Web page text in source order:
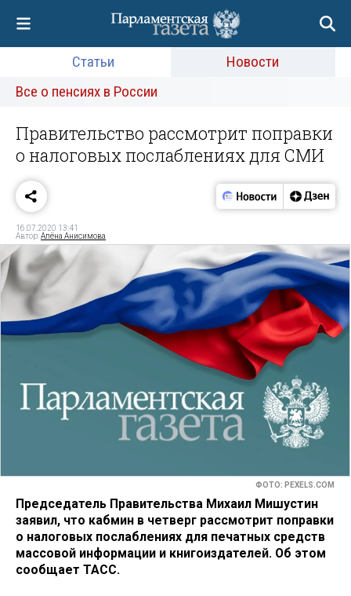
Статьи
Новости
Все о пенсиях в России
Правительство рассмотрит поправки
о налоговых послаблениях для СМИ
16.07.2020 13:41
Автор:Алёна Анисимова
ФОТО: PEXELS.COM
Председатель Правительства Михаил Мишустин
заявил, что кабмин в четверг рассмотрит поправки
о налоговых послаблениях для печатных средств
массовой информации и книгоиздателей. Об этом
сообщает ТАСС.